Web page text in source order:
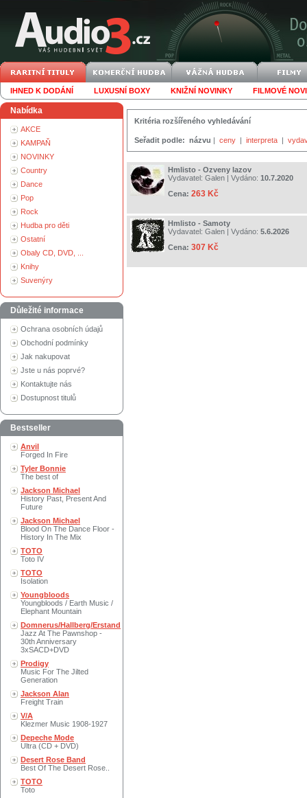
IHNED K DODÁNÍ LUXUSNÍ BOXY KNIŽNÍ NOVINKY FILMOVÉ
Nabídka
AKCE
KAMPAŇ
NOVINKY
Country
Dance
Pop
Rock
Hudba pro děti
Ostatní
Obaly CD, DVD, ...
Knihy
Suvenýry
Důležité informace
Ochrana osobních údajů
Obchodní podmínky
Jak nakupovat
Jste u nás poprvé?
Kontaktujte nás
Dostupnost titulů
Bestseller
Anvil
Forged In Fire
Tyler Bonnie
The best of
Jackson Michael
History Past, Present And
Future
Jackson Michael
Blood On The Dance Floor -
History In The Mix
TOTO
Toto IV
TOTO
Isolation
Youngbloods
Youngbloods / Earth Music /
Elephant Mountain
Domnerus/Hallberg/Erstand
Jazz At The Pawnshop -
30th Anniversary
3xSACD+DVD
Prodigy
Music For The Jilted
Generation
Jackson Alan
Freight Train
V/A
Klezmer Music 1908-1927
Depeche Mode
Ultra (CD + DVD)
Desert Rose Band
Best Of The Desert Rose..
TOTO
Toto
Kritéria rozšířeného vyhledávání
Seřadit podle: názvu | ceny | interpreta |
Hmlisto - Ozveny lazov
Vydavatel: Galen | Vydáno: 10.7.2020
Cena: 263 Kč
Hmlisto - Samoty
Vydavatel: Galen | Vydáno: 5.6.2026
Cena: 307 Kč